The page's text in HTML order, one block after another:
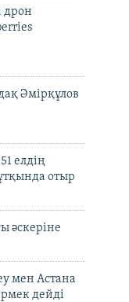
дрон
Әмірқұлов
елдің
отыр
әскеріне
мен Астана
дейді